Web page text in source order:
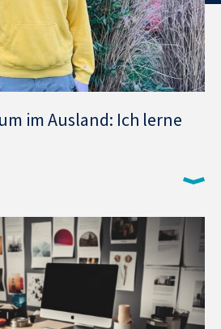
im Ausland: Ich lerne